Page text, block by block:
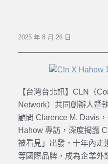
2025 年 8 月 26 日
【台灣台北訊】CLN（
Network）共同創辦人暨
顧問 Clarence M. Davis
Hahow 專訪，深度揭露
被看見」出發，十年內走
等國際品牌，成為企業外